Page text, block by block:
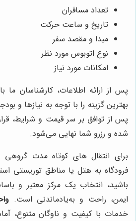
تعداد مسافران
تاریخ و ساعت حرکت
مبدا و مقصد سفر
نوع اتوبوس مورد نظر
امکانات مورد نیاز
پس از ارائه اطلاعات، کارشناسان
بهترین گزینه را با توجه به نیازها و
پس از توافق بر سر قیمت و شرایط،
شده و رزرو شما نهایی می‌شود.
برای انتقال های کوتاه مدت گروهی از
فرودگاه به هتل یا مناطق توریستی
باشید، انتخاب یک مرکز معتبر و
ایمن، راحت و به‌یادماندنی است.
خدمات با کیفیت و ناوگان متنوع،